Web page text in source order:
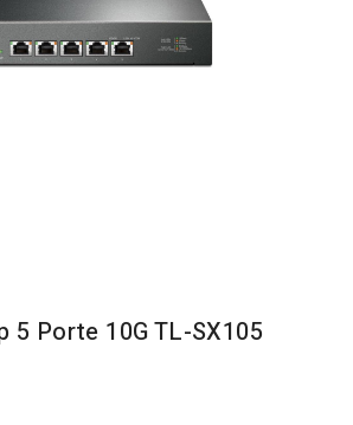
5 Porte 10G TL-SX105